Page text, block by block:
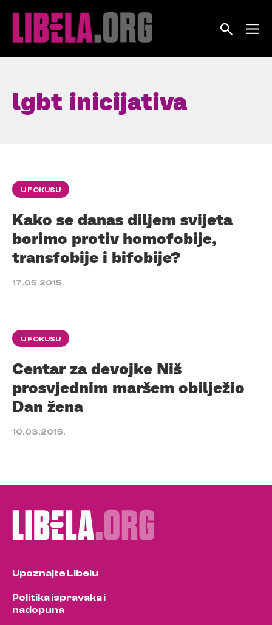
lgbt inicijativa
U FOKUSU
Kako se danas diljem svijeta
borimo protiv homofobije,
transfobije i bifobije?
17.05.2015.
U FOKUSU
Centar za devojke Niš
prosvjednim maršem obilježio
Dan žena
10.03.2015.
Upoznajte Libelu
Politika ispravaka i
nadopuna